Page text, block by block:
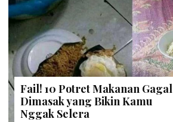
Fail! 10 Potret Makanan Gagal
Dimasak yang Bikin Kamu
Nggak Selera